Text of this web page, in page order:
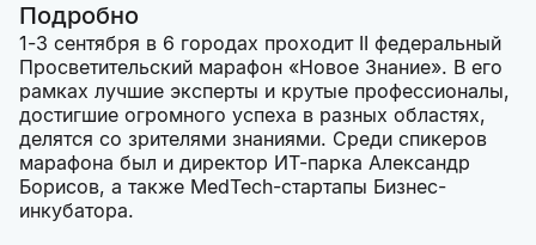
Подробно
1-3 сентября в 6 городах проходит II федеральный
Просветительский марафон «Новое Знание». В его
рамках лучшие эксперты и крутые профессионалы,
достигшие огромного успеха в разных областях,
делятся со зрителями знаниями. Среди спикеров
марафона был и директор ИТ-парка Александр
Борисов, а также MedTech-стартапы Бизнес-
инкубатора.